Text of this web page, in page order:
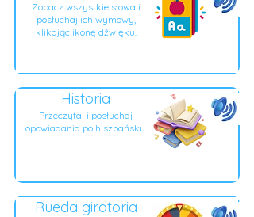
Zobacz wszystkie słowa i
posłuchaj ich wymowy,
klikając ikonę dźwięku.
Historia
Przeczytaj i posłuchaj
opowiadania po hiszpańsku.
Rueda giratoria